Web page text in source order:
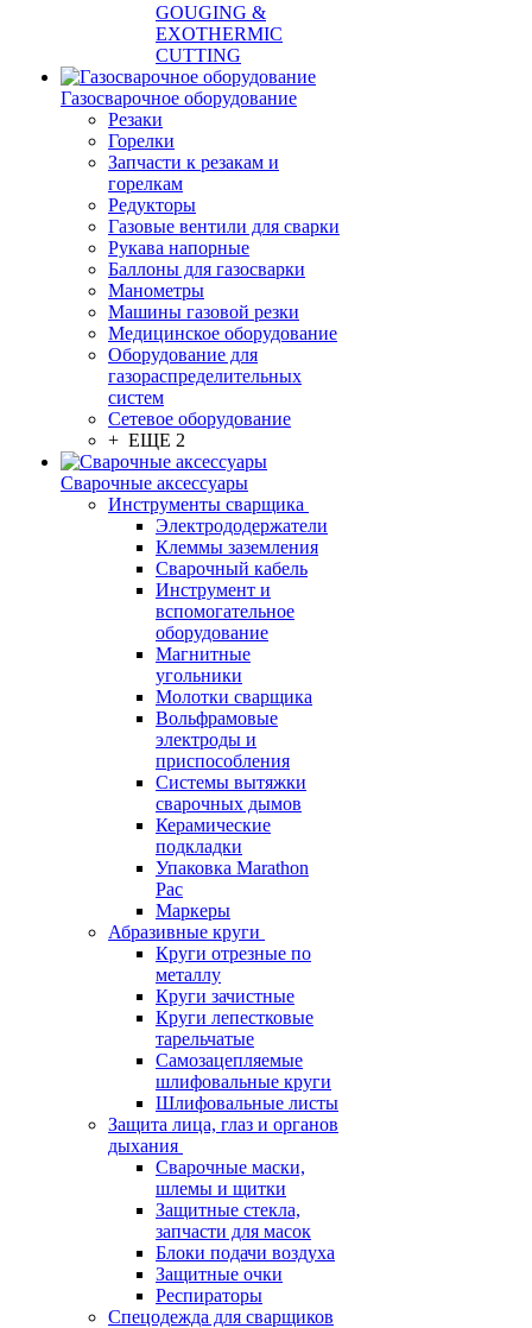
GOUGING &
EXOTHERMIC
CUTTING
Газосварочное оборудование
Резаки
Горелки
Запчасти к резакам и
горелкам
Редукторы
Газовые вентили для сварки
Рукава напорные
Баллоны для газосварки
Манометры
Машины газовой резки
Медицинское оборудование
Оборудование для
газораспределительных
систем
Сетевое оборудование
+ ЕЩЕ 2
Сварочные аксессуары
Инструменты сварщика
Электрододержатели
Клеммы заземления
Сварочный кабель
Инструмент и
вспомогательное
оборудование
Магнитные
угольники
Молотки сварщика
Вольфрамовые
электроды и
приспособления
Системы вытяжки
сварочных дымов
Керамические
подкладки
Упаковка Marathon
Pac
Маркеры
Абразивные круги
Круги отрезные по
металлу
Круги зачистные
Круги лепестковые
тарельчатые
Самозацепляемые
шлифовальные круги
Шлифовальные листы
Защита лица, глаз и органов
дыхания
Сварочные маски,
шлемы и щитки
Защитные стекла,
запчасти для масок
Блоки подачи воздуха
Защитные очки
Респираторы
Спецодежда для сварщиков